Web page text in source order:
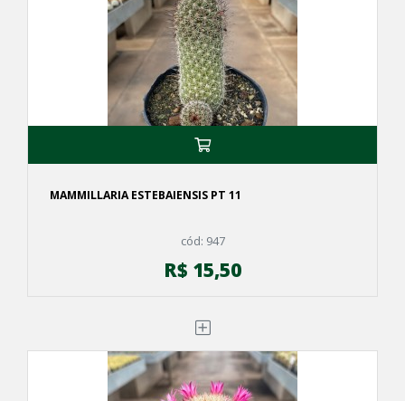
MAMMILLARIA ESTEBAIENSIS PT 11
cód: 947
R$ 15,50